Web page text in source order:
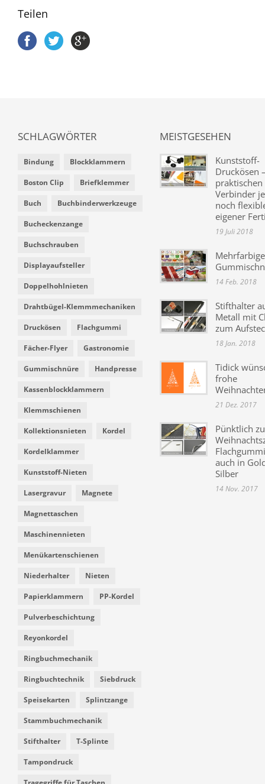
Teilen
SCHLAGWÖRTER
Bindung Blockklammern
Boston Clip Briefklemmer
Buch Buchbinderwerkzeuge
Bucheckenzange
Buchschrauben
Displayaufsteller
Doppelhohlnieten
Drahtbügel-Klemmmechaniken
Druckösen Flachgummi
Fächer-Flyer Gastronomie
Gummischnüre Handpresse
Kassenblockklammern
Klemmschienen
Kollektionsnieten Kordel
Kordelklammer
Kunststoff-Nieten
Lasergravur Magnete
Magnettaschen
Maschinennieten
Menükartenschienen
Niederhalter Nieten
Papierklammern PP-Kordel
Pulverbeschichtung
Reyonkordel
Ringbuchmechanik
Ringbuchtechnik Siebdruck
Speisekarten Splintzange
Stammbuchmechanik
Stifthalter T-Splinte
Tampondruck
MEISTGESEHEN
Kunststoff-
Druckösen
praktischen
Verbinder
noch
eigener
19 Juli 2018
Mehrfarbige
14 Feb. 2018
Stifthalter
Metall mit
zum
18 Jan. 2018
Tidick
frohe
21 Dez. 2017
Pünktlich
auch in
Silber
14 Nov. 2017